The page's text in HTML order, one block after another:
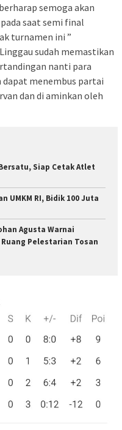
semoga akan
saat semi final
turnamen ini ”
sudah memastikan
nanti para
menembus partai
dan di aminkan oleh
Siap Cetak Atlet
UMKM RI, Bidik 100 Juta
Agusta Warnai
Pelestarian Tosan